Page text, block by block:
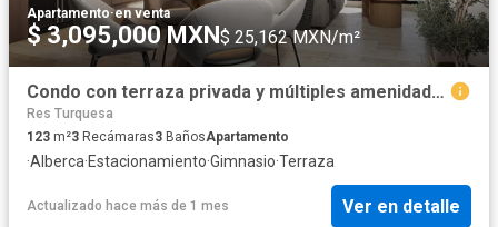
Apartamento·en venta
$ 3,095,000 MXN$ 25,162 MXN/m²
Condo con terraza privada y múltiples amenidades, en venta, Zona Norte, Mérida
Res Turquesa
123 m²3 Recámaras3 BañosApartamento
·Alberca·Estacionamiento·Gimnasio·Terraza
Actualizado hace más de 1 mes Ver en detalle